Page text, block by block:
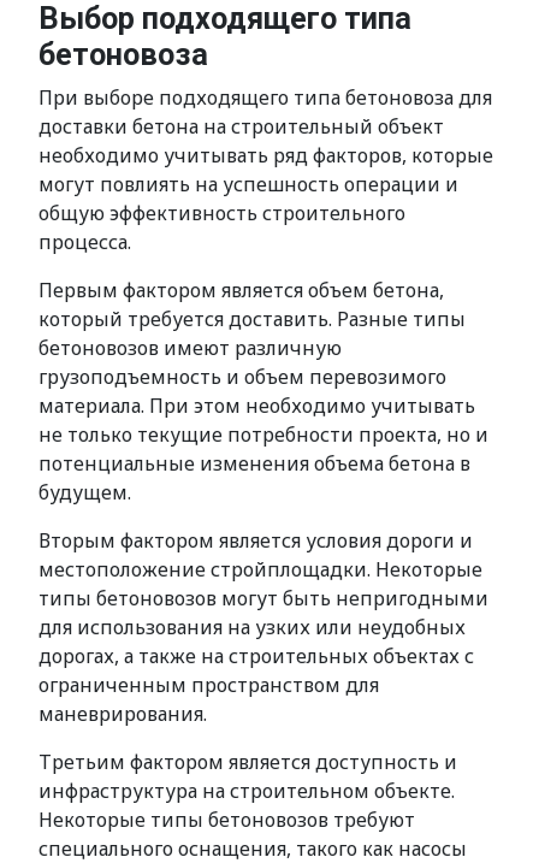
Выбор подходящего типа
бетоновоза
При выборе подходящего типа бетоновоза для
доставки бетона на строительный объект
необходимо учитывать ряд факторов, которые
могут повлиять на успешность операции и
общую эффективность строительного
процесса.
Первым фактором является объем бетона,
который требуется доставить. Разные типы
бетоновозов имеют различную
грузоподъемность и объем перевозимого
материала. При этом необходимо учитывать
не только текущие потребности проекта, но и
потенциальные изменения объема бетона в
будущем.
Вторым фактором является условия дороги и
местоположение стройплощадки. Некоторые
типы бетоновозов могут быть непригодными
для использования на узких или неудобных
дорогах, а также на строительных объектах с
ограниченным пространством для
маневрирования.
Третьим фактором является доступность и
инфраструктура на строительном объекте.
Некоторые типы бетоновозов требуют
специального оснащения, такого как насосы